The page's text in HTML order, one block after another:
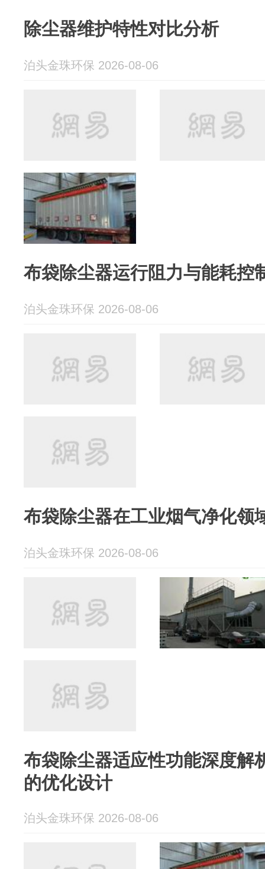
除尘器维护特性对比分析
泊头金珠环保 2026-08-06
布袋除尘器运行阻力与能耗控
泊头金珠环保 2026-08-06
布袋除尘器在工业烟气净化领
泊头金珠环保 2026-08-06
布袋除尘器适应性功能深度解
的优化设计
泊头金珠环保 2026-08-06